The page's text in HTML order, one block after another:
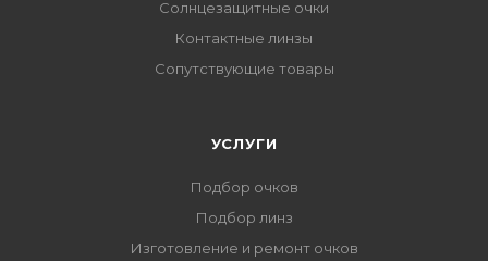
Солнцезащитные очки
Контактные линзы
Сопутствующие товары
УСЛУГИ
Подбор очков
Подбор линз
Изготовление и ремонт очков